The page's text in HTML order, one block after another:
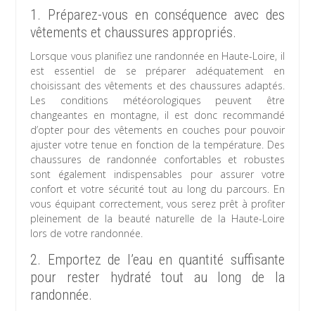
1. Préparez-vous en conséquence avec des
vêtements et chaussures appropriés.
Lorsque vous planifiez une randonnée en Haute-Loire, il
est essentiel de se préparer adéquatement en
choisissant des vêtements et des chaussures adaptés.
Les conditions météorologiques peuvent être
changeantes en montagne, il est donc recommandé
d’opter pour des vêtements en couches pour pouvoir
ajuster votre tenue en fonction de la température. Des
chaussures de randonnée confortables et robustes
sont également indispensables pour assurer votre
confort et votre sécurité tout au long du parcours. En
vous équipant correctement, vous serez prêt à profiter
pleinement de la beauté naturelle de la Haute-Loire
lors de votre randonnée.
2. Emportez de l’eau en quantité suffisante
pour rester hydraté tout au long de la
randonnée.